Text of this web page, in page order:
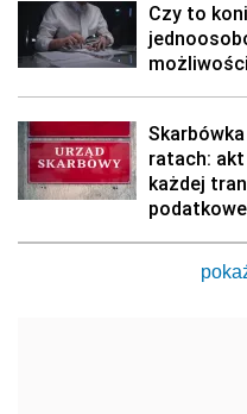
Czy to
ratach: akt
każdej
podatkowe